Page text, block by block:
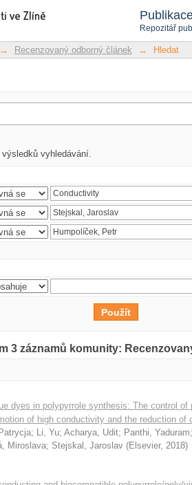
Repozitář
→ Recenzovaný odborný článek → Hledat
vyhledávání.
3 záznamů komunity:
dyes in polypyrrole synthesis: The control of
of high conductivity and the reduction of
; Li, Yu; Acharya, Udit; Panthi, Yaduram
Miroslava; Stejskal, Jaroslav (Elsevier, 2018)